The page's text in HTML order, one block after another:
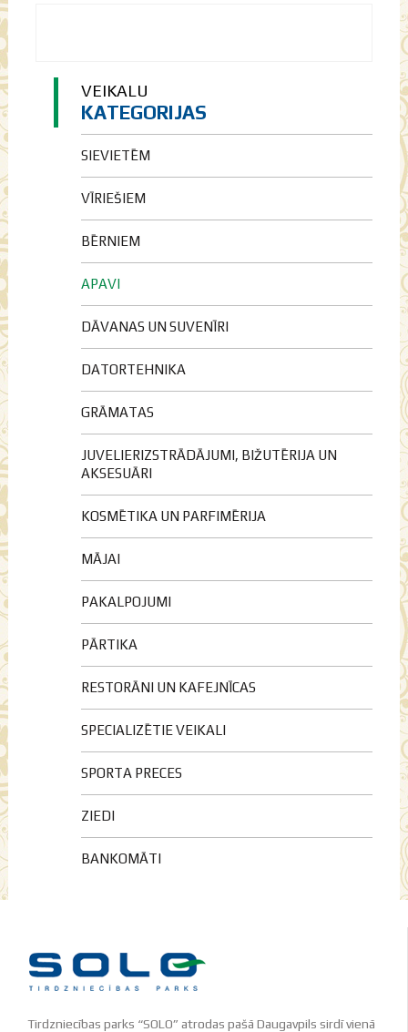
VEIKALU
KATEGORIJAS
SIEVIETĒM
VĪRIEŠIEM
BĒRNIEM
APAVI
DĀVANAS UN SUVENĪRI
DATORTEHNIKA
GRĀMATAS
JUVELIERIZSTRĀDĀJUMI, BIŽUTĒRIJA UN
AKSESUĀRI
KOSMĒTIKA UN PARFIMĒRIJA
MĀJAI
PAKALPOJUMI
PĀRTIKA
RESTORĀNI UN KAFEJNĪCAS
SPECIALIZĒTIE VEIKALI
SPORTA PRECES
ZIEDI
BANKOMĀTI
Tirdzniecības parks “SOLO” atrodas pašā Daugavpils sirdī vienā